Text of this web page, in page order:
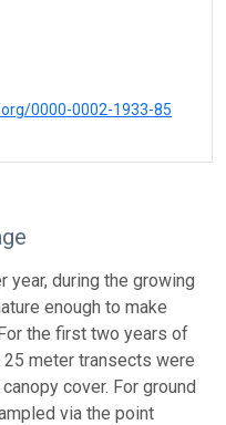
0000-0002-1933-85
during the growing
enough to make
the first two years of
meter transects were
cover. For ground
via the point